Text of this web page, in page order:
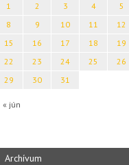
« jún
1 2 3 4 5
8
9 10 11 12
15
16 17 18 19
22
23 24 25 26
29
30 31
Archívum